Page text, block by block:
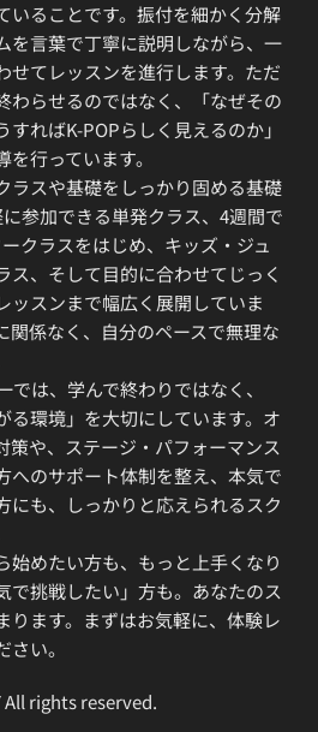
いることです。振付を細かく分解
を言葉で丁寧に説明しながら、一
せてレッスンを進行します。ただ
わらせるのではなく、「なぜその
ればK-POPらしく見えるのか」
行っています。
ラスや基礎をしっかり固める基礎
参加できる単発クラス、4週間で
クラスをはじめ、キッズ・ジュ
ス、そして目的に合わせてじっく
ッスンまで幅広く展開していま
関係なく、自分のペースで無理な
では、学んで終わりではなく、
る環境」を大切にしています。オ
策や、ステージ・パフォーマンス
へのサポート体制を整え、本気で
にも、しっかりと応えられるスク
始めたい方も、もっと上手くなり
で挑戦したい」方も。あなたのス
ります。まずはお気軽に、体験レ
い。
All rights reserved.